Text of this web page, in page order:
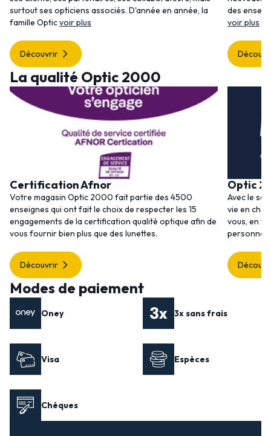
surtout ses opticiens associés. D'année en année, la
famille Opticvoir plus
Découvrir
des
voir plus
La qualité Optic 2000
Certification Afnor
Votre magasin Optic 2000 fait partie des 4500
enseignes qui ont fait le choix de respecter les 15
engagements de la certification qualité optique afin de
vous fournir bien plus que des lunettes.
Découvrir
Optic
Avec le
vie en
vous, en
Modes de paiement
Oney 3x sans frais
Visa Espèces
Chèques